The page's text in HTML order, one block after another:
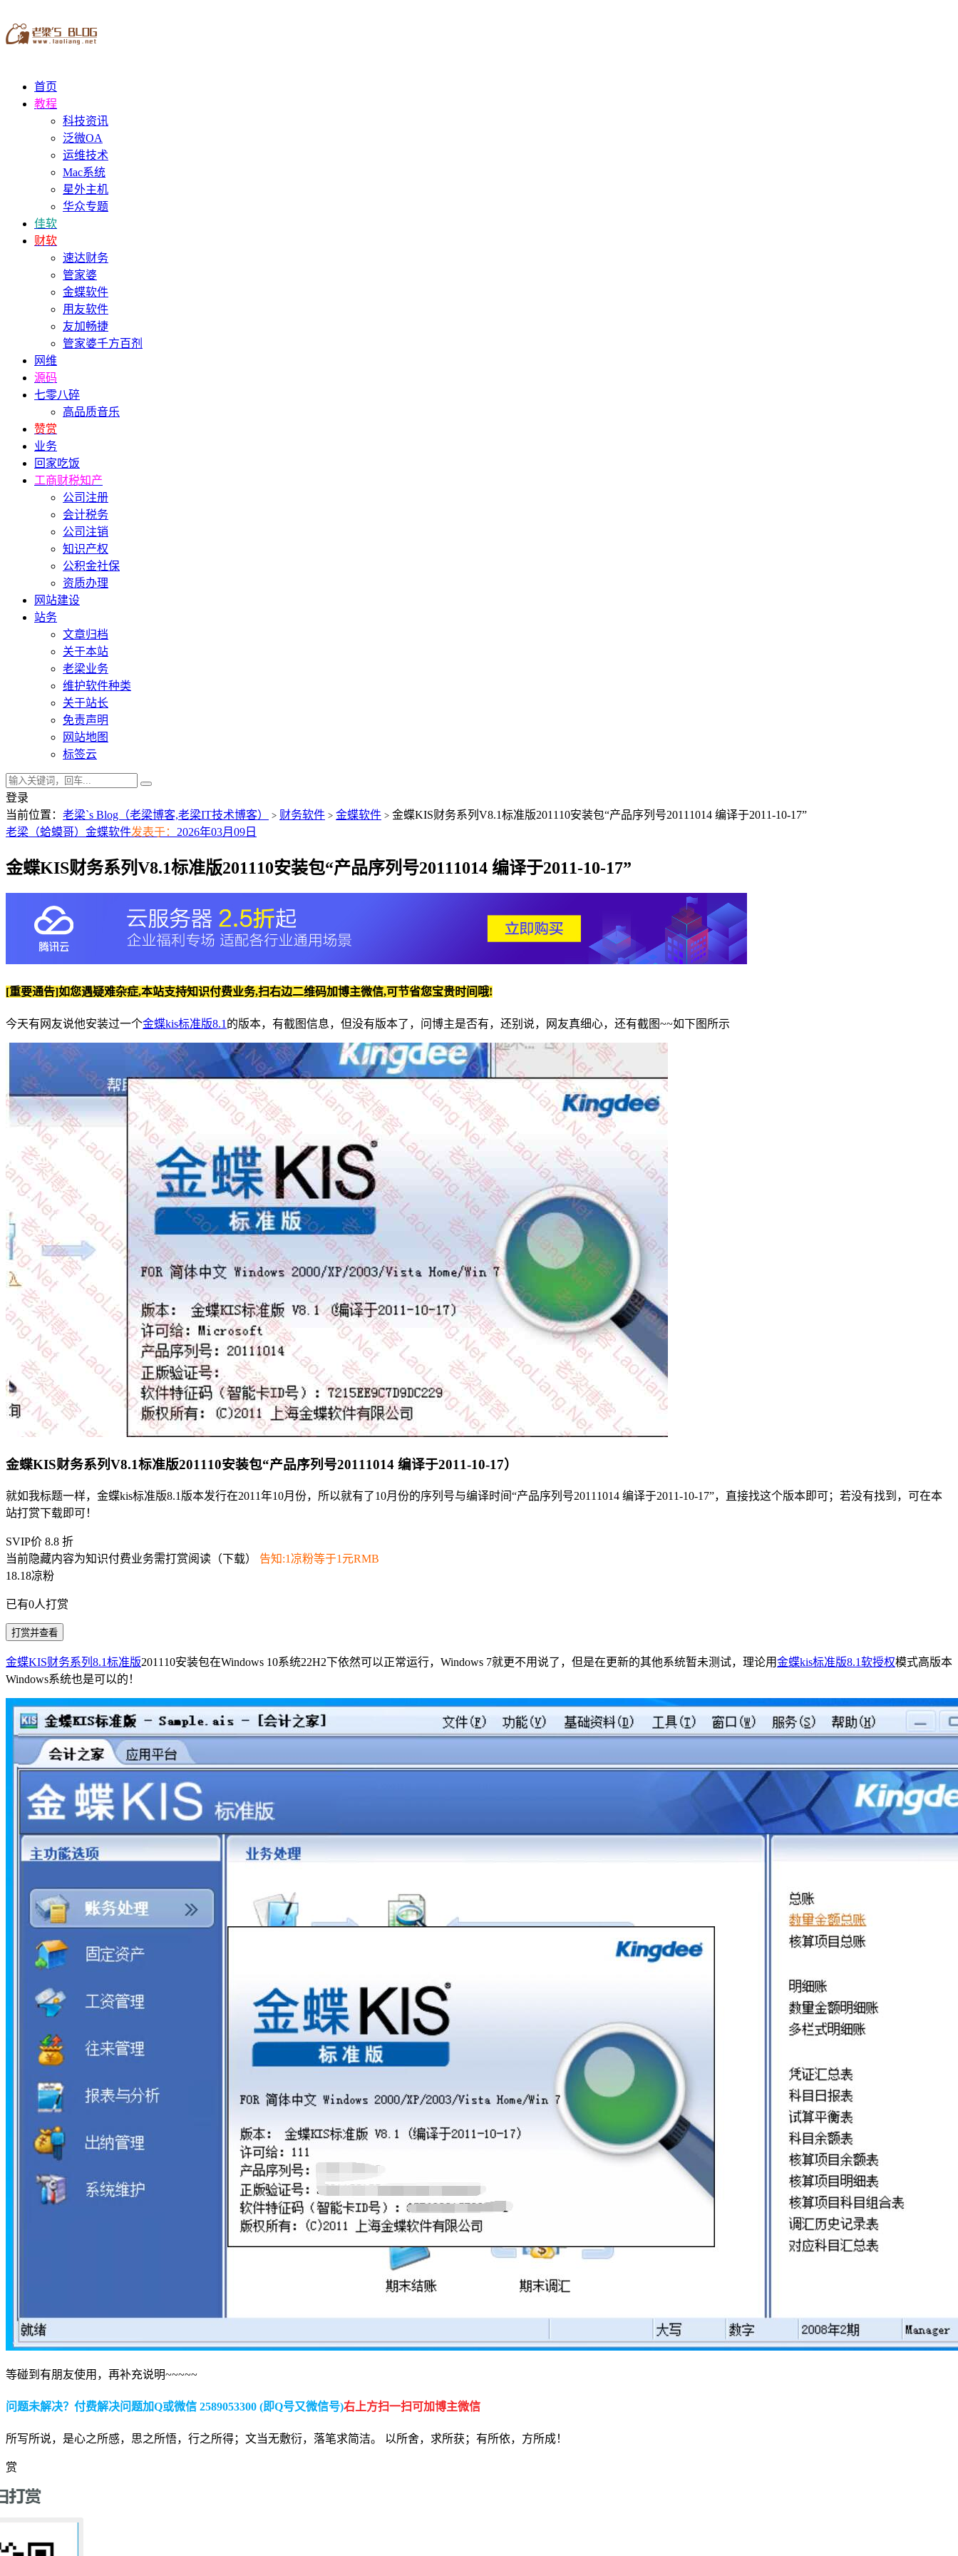
首页
教程
科技资讯
泛微OA
运维技术
Mac系统
星外主机
华众专题
佳软
财软
速达财务
管家婆
金蝶软件
用友软件
友加畅捷
管家婆千方百剂
网维
源码
七零八碎
高品质音乐
赞赏
业务
回家吃饭
工商财税知产
公司注册
会计税务
公司注销
知识产权
公积金社保
资质办理
网站建设
站务
文章归档
关于本站
老梁业务
维护软件种类
关于站长
免责声明
网站地图
标签云
登录
当前位置： 老梁`s Blog（老梁博客,老梁IT技术博客） > 财务软件 > 金蝶软件 > 金蝶KIS财务系列V8.1标准版201110安装包“产品序列号20111014 编译于2011-10-17”
老梁（蛤蟆哥） 金蝶软件发表于： 2026年03月09日
金蝶KIS财务系列V8.1标准版201110安装包“产品序列号20111014 编译于2011-10-17”
[重要通告]如您遇疑难杂症,本站支持知识付费业务,扫右边二维码加博主微信,可节省您宝贵时间哦!
今天有网友说他安装过一个金蝶kis标准版8.1 的版本，有截图信息，但没有版本了，问博主是否有，还别说，网友真细心，还有截图~~如下图所示
金蝶KIS财务系列V8.1标准版201110安装包“产品序列号20111014 编译于2011-10-17）
就如我标题一样，金蝶kis标准版8.1版本发行在2011年10月份，所以就有了10月份的序列号与编译时间“产品序列号20111014 编译于2011-10-17”，直接找这个版本即可；若没有找到，可在本
站打赏下载即可！
SVIP价 8.8 折
当前隐藏内容为知识付费业务需打赏阅读（下载） 告知:1凉粉等于1元RMB
18.18凉粉
已有0人打赏
打赏并查看
金蝶KIS财务系列8.1标准版201110安装包在Windows 10系统22H2下依然可以正常运行，Windows 7就更不用说了，但是在更新的其他系统暂未测试，理论用金蝶kis标准版8.1软授权模式高版本
Windows系统也是可以的！
等碰到有朋友使用，再补充说明~~~~~
问题未解决？付费解决问题加Q或微信 2589053300 (即Q号又微信号)右上方扫一扫可加博主微信
所写所说，是心之所感，思之所悟，行之所得；文当无敷衍，落笔求简洁。 以所舍，求所获；有所依，方所成！
赏